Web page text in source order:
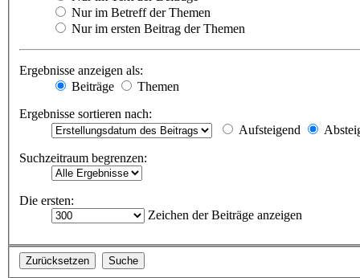
Nur im Betreff der Themen
Nur im ersten Beitrag der Themen
Ergebnisse anzeigen als:
Beiträge
Themen
Ergebnisse sortieren nach:
Aufsteigend
Suchzeitraum begrenzen:
Die ersten:
Zeichen der Beiträge anzeigen